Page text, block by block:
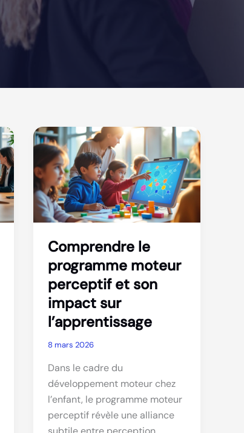
Comprendre le
programme moteur
perceptif et son
impact sur
l’apprentissage
8 mars 2026
Dans le cadre du
développement moteur chez
l’enfant, le programme moteur
perceptif révèle une alliance